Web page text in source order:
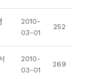
2010-
03-01
252
2010-
03-01
269